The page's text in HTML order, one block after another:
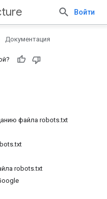
Войти
Документация
файла robots.txt
robots.txt